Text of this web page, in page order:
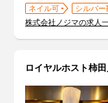
ネイル可
シルバー
株式会社ノジマの求人
ロイヤルホスト柿